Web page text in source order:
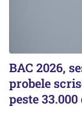
BAC 2026,
probele
peste